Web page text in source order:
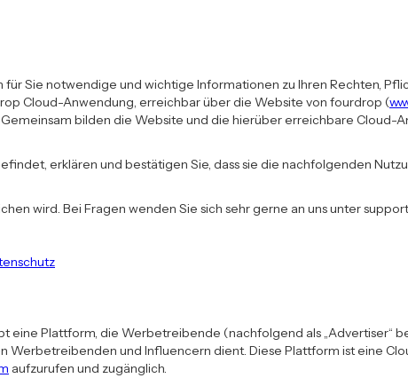
Sie notwendige und wichtige Informationen zu Ihren Rechten,
Cloud-Anwendung, erreichbar über die Website von fourdrop (
Gemeinsam bilden die Website und die hierüber erreichbare Cloud-
erklären und bestätigen Sie, dass sie die nachfolgenden
wird. Bei Fragen wenden Sie sich sehr gerne an uns unter
eine Plattform, die Werbetreibende (nachfolgend als „Advertiser“
und Influencern dient. Diese Plattform ist eine
aufzurufen und zugänglich.